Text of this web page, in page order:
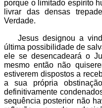
porque o limitado espírito
livrar das densas
Verdade.
Jesus designou a
última possibilidade de
ele se desencadeará o
mesmo então não
estiverem dispostos a
a sua própria
definitivamente
sequência posterior não